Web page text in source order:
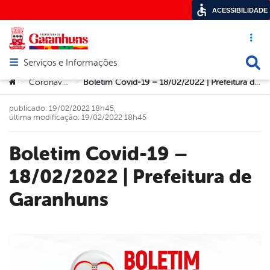
Acesso
Abrir menu principal de navegação
Serviços e Informações
Você está aqui:
> Coronavírus > Boletim Covid-19 – 18/02/2022 | Prefeitura de Garanhuns
Boletim Covid-19 –
18/02/2022 | Prefeitura de
Garanhuns
publicado: 19/02/2022 18h45,
última modificação: 19/02/2022 18h45
ACESSIBILIDADE